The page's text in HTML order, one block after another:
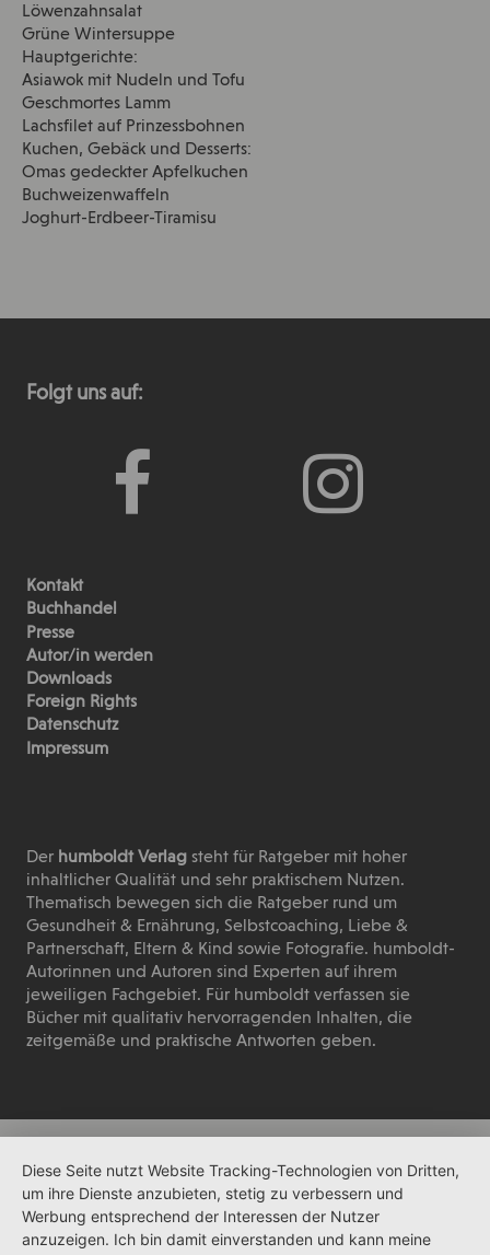
Löwenzahnsalat
Grüne Wintersuppe
Hauptgerichte:
Asiawok mit Nudeln und Tofu
Geschmortes Lamm
Lachsfilet auf Prinzessbohnen
Kuchen, Gebäck und Desserts:
Omas gedeckter Apfelkuchen
Buchweizenwaffeln
Joghurt-Erdbeer-Tiramisu
Folgt uns auf:
Kontakt
Buchhandel
Presse
Autor/in werden
Downloads
Foreign Rights
Datenschutz
Impressum
Derhumboldt Verlag steht für Ratgeber mit hoher
inhaltlicher Qualität und sehr praktischem Nutzen.
Thematisch bewegen sich die Ratgeber rund um
Gesundheit & Ernährung, Selbstcoaching, Liebe &
Partnerschaft, Eltern & Kind sowie Fotografie. humboldt-
Autorinnen und Autoren sind Experten auf ihrem
jeweiligen Fachgebiet. Für humboldt verfassen sie
Bücher mit qualitativ hervorragenden Inhalten, die
zeitgemäße und praktische Antworten geben.
Diese Seite nutzt Website Tracking-Technologien von Dritten,
um ihre Dienste anzubieten, stetig zu verbessern und
Werbung entsprechend der Interessen der Nutzer
anzuzeigen. Ich bin damit einverstanden und kann meine